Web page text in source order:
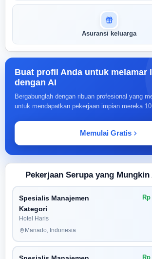
Asuransi keluarga
Buat profil Anda untuk melamar
dengan AI
Bergabunglah dengan ribuan profesional yang
untuk mendapatkan pekerjaan impian mereka
Memulai Gratis
Pekerjaan Serupa yang Mungkin
Spesialis Manajemen
Kategori
Hotel Haris
Manado, Indonesia